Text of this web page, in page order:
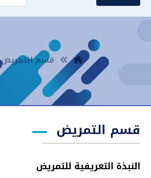
قسم التمريض
قسم التمريض
النبذة التعريفية للتمريض